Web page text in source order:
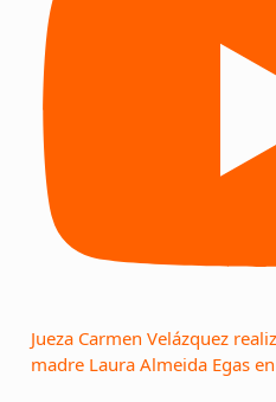
Jueza Carmen Velázquez
madre Laura Almeida Egas